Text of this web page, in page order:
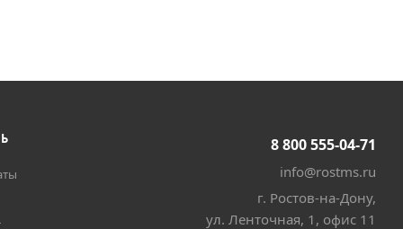
8 800 555-04-71
info@rostms.ru
г. Ростов-на-Дону,
ул. Ленточная, 1, офис 11